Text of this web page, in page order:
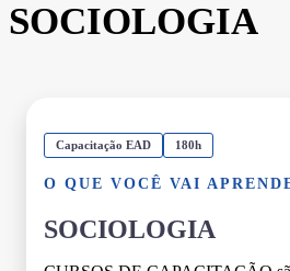
SOCIOLOGIA
Capacitação EAD 180h
O QUE VOCÊ VAI
SOCIOLOGIA